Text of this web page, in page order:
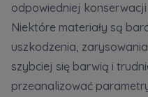
odpowiedniej
Niektóre materiały są
uszkodzenia,
szybciej się barwią i
przeanalizować
Skontaktuj